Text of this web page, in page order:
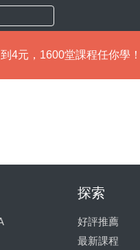
4元，1600堂課程任你學
探索
好評推薦
最新課程